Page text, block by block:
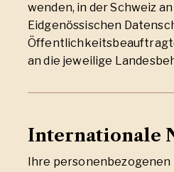
wenden, in der Schweiz an
Eidgenössischen
an die jeweilige
Internationale
Ihre personenbezogenen